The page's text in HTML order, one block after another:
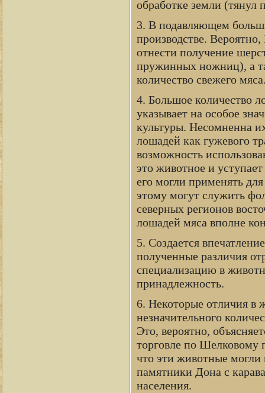
обработке земли (тянул
3. В подавляющем
производстве.
отнести получение
пружинных ножниц), а
количество свежего
4. Большое количество
указывает на особое
культуры. Несомненна
лошадей как гужевого
возможность
это животное и
его могли применять
этому могут служить
северных регионов
лошадей мяса вполне
5. Создается
полученные различия
специализацию в
принадлежность.
6. Некоторые отличия в
незначительного
Это, вероятно,
торговле по
что эти животные могли
памятники Дона с
населения.